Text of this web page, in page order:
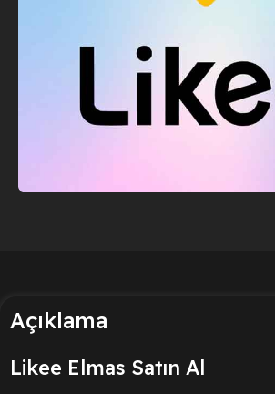
Açıklama
Likee Elmas Satın Al